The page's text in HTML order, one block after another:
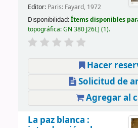
Editor: Paris: Fayard, 1972
Disponibilidad:Ítems disponibles
topográfica:GN 380 J26L (1).
Hacer
Solicitud de
Agregar al
La paz blanca :